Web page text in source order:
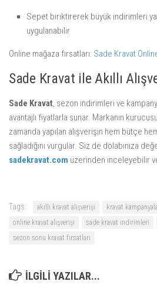
Sepet biriktirerek büyük indirimleri
uygulanabilir
Online mağaza fırsatları: Sade Kravat
Sade Kravat ile Akıllı
Sade Kravat , sezon indirimleri ve
avantajlı fiyatlarla sunar. Markanın kurucusu
zamanda yapılan alışverişin hem bütçe
sağladığını vurgular. Siz de dolabınıza
sadekravat.com üzerinden inceleyebilir
Tags: akıllı kravat alışverişi kravat
online kravat alışverişi
sade kravat indirimleri
sezon sonu kravat fırsatları
ILGILI YAZILAR...